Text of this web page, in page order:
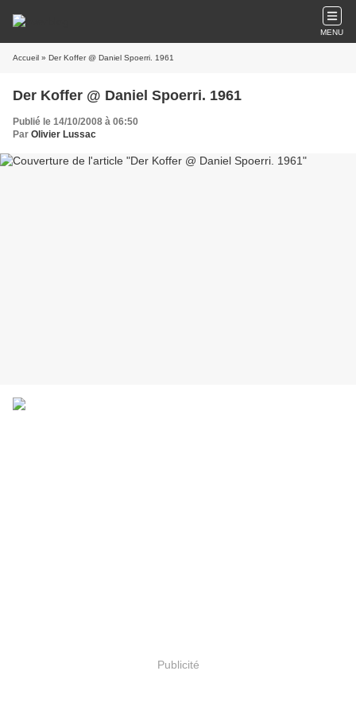
MENU
Accueil » Der Koffer @ Daniel Spoerri. 1961
Der Koffer @ Daniel Spoerri. 1961
Publié le 14/10/2008 à 06:50
Par Olivier Lussac
Publicité